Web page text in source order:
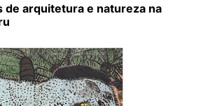
de arquitetura e natureza na